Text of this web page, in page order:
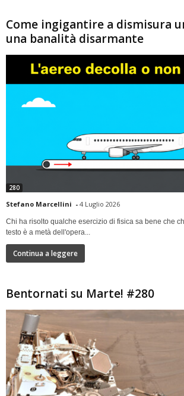
Come ingigantire a dismisura
una banalità disarmante
280
Stefano Marcellini - 4 Luglio 2026
Chi ha risolto qualche esercizio di fisica sa bene che
testo è a metà dell'opera...
Continua a leggere
Bentornati su Marte! #280